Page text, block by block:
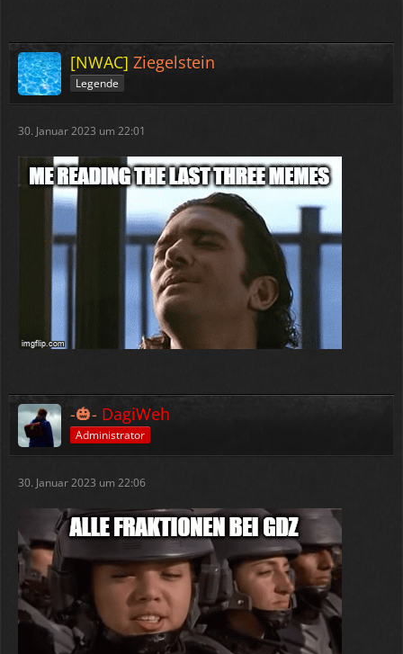
[NWAC] Ziegelstein
Legende
30. Januar 2023 um 22:01
-🎃- DagiWeh
Administrator
30. Januar 2023 um 22:06